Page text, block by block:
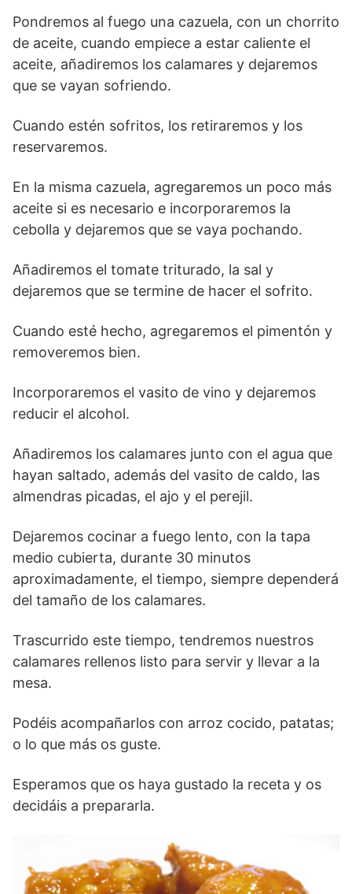
Pondremos al fuego una cazuela, con un chorrito
de aceite, cuando empiece a estar caliente el
aceite, añadiremos los calamares y dejaremos
que se vayan sofriendo.
Cuando estén sofritos, los retiraremos y los
reservaremos.
En la misma cazuela, agregaremos un poco más
aceite si es necesario e incorporaremos la
cebolla y dejaremos que se vaya pochando.
Añadiremos el tomate triturado, la sal y
dejaremos que se termine de hacer el sofrito.
Cuando esté hecho, agregaremos el pimentón y
removeremos bien.
Incorporaremos el vasito de vino y dejaremos
reducir el alcohol.
Añadiremos los calamares junto con el agua que
hayan saltado, además del vasito de caldo, las
almendras picadas, el ajo y el perejil.
Dejaremos cocinar a fuego lento, con la tapa
medio cubierta, durante 30 minutos
aproximadamente, el tiempo, siempre dependerá
del tamaño de los calamares.
Trascurrido este tiempo, tendremos nuestros
calamares rellenos listo para servir y llevar a la
mesa.
Podéis acompañarlos con arroz cocido, patatas;
o lo que más os guste.
Esperamos que os haya gustado la receta y os
decidáis a prepararla.